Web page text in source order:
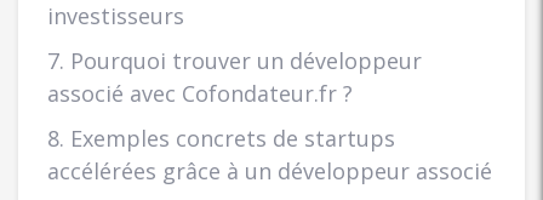
investisseurs
7. Pourquoi trouver un développeur
associé avec Cofondateur.fr ?
8. Exemples concrets de startups
accélérées grâce à un développeur associé